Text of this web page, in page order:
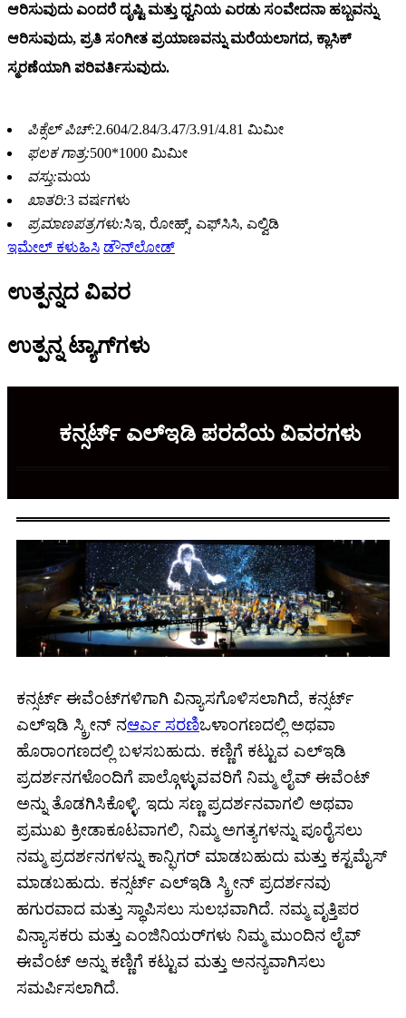
ಆರಿಸುವುದು ಎಂದರೆ ದೃಷ್ಟಿ ಮತ್ತು ಧ್ವನಿಯ ಎರಡು ಸಂವೇದನಾ ಹಬ್ಬವನ್ನು
ಆರಿಸುವುದು, ಪ್ರತಿ ಸಂಗೀತ ಪ್ರಯಾಣವನ್ನು ಮರೆಯಲಾಗದ, ಕ್ಲಾಸಿಕ್
ಸ್ಮರಣೆಯಾಗಿ ಪರಿವರ್ತಿಸುವುದು.
ಪಿಕ್ಸೆಲ್ ಪಿಚ್:2.604/2.84/3.47/3.91/4.81 ಮಿಮೀ
ಫಲಕ ಗಾತ್ರ:500*1000 ಮಿಮೀ
ವಸ್ತು:ಮಯ
ಖಾತರಿ:3 ವರ್ಷಗಳು
ಪ್ರಮಾಣಪತ್ರಗಳು:ಸಿಇ, ರೋಹ್ಸ್, ಎಫ್‌ಸಿಸಿ, ಎಲ್ವಿಡಿ
ಇಮೇಲ್ ಕಳುಹಿಸಿ ಡೌನ್‌ಲೋಡ್
ಉತ್ಪನ್ನದ ವಿವರ
ಉತ್ಪನ್ನ ಟ್ಯಾಗ್‌ಗಳು
ಕನ್ಸರ್ಟ್ ಎಲ್ಇಡಿ ಪರದೆಯ ವಿವರಗಳು
ಕನ್ಸರ್ಟ್ ಈವೆಂಟ್‌ಗಳಿಗಾಗಿ ವಿನ್ಯಾಸಗೊಳಿಸಲಾಗಿದೆ, ಕನ್ಸರ್ಟ್
ಎಲ್ಇಡಿ ಸ್ಕ್ರೀನ್ ನಆರ್ಎ ಸರಣಿಒಳಾಂಗಣದಲ್ಲಿ ಅಥವಾ
ಹೊರಾಂಗಣದಲ್ಲಿ ಬಳಸಬಹುದು. ಕಣ್ಣಿಗೆ ಕಟ್ಟುವ ಎಲ್ಇಡಿ
ಪ್ರದರ್ಶನಗಳೊಂದಿಗೆ ಪಾಲ್ಗೊಳ್ಳುವವರಿಗೆ ನಿಮ್ಮ ಲೈವ್ ಈವೆಂಟ್
ಅನ್ನು ತೊಡಗಿಸಿಕೊಳ್ಳಿ. ಇದು ಸಣ್ಣ ಪ್ರದರ್ಶನವಾಗಲಿ ಅಥವಾ
ಪ್ರಮುಖ ಕ್ರೀಡಾಕೂಟವಾಗಲಿ, ನಿಮ್ಮ ಅಗತ್ಯಗಳನ್ನು ಪೂರೈಸಲು
ನಮ್ಮ ಪ್ರದರ್ಶನಗಳನ್ನು ಕಾನ್ಫಿಗರ್ ಮಾಡಬಹುದು ಮತ್ತು ಕಸ್ಟಮೈಸ್
ಮಾಡಬಹುದು. ಕನ್ಸರ್ಟ್ ಎಲ್ಇಡಿ ಸ್ಕ್ರೀನ್ ಪ್ರದರ್ಶನವು
ಹಗುರವಾದ ಮತ್ತು ಸ್ಥಾಪಿಸಲು ಸುಲಭವಾಗಿದೆ. ನಮ್ಮ ವೃತ್ತಿಪರ
ವಿನ್ಯಾಸಕರು ಮತ್ತು ಎಂಜಿನಿಯರ್‌ಗಳು ನಿಮ್ಮ ಮುಂದಿನ ಲೈವ್
ಈವೆಂಟ್ ಅನ್ನು ಕಣ್ಣಿಗೆ ಕಟ್ಟುವ ಮತ್ತು ಅನನ್ಯವಾಗಿಸಲು
ಸಮರ್ಪಿಸಲಾಗಿದೆ.